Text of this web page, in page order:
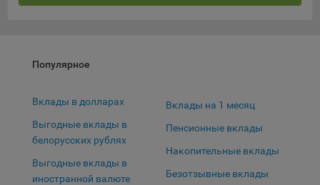
Популярное
Вклады в долларах
Выгодные вклады в
белорусских рублях
Выгодные вклады в
иностранной валюте
Вклады на 1 месяц
Пенсионные вклады
Накопительные вклады
Безотзывные вклады